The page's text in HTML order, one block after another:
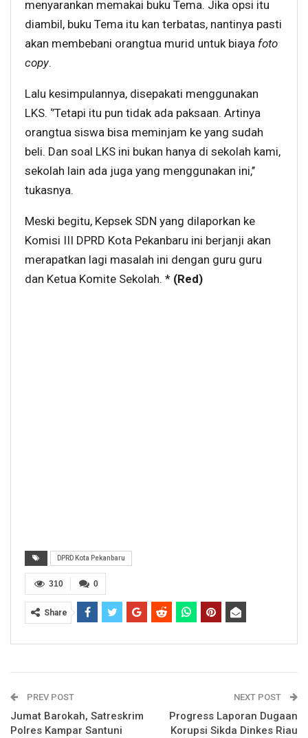
menyarankan memakai buku Tema. Jika opsi itu
diambil, buku Tema itu kan terbatas, nantinya pasti
akan membebani orangtua murid untuk biaya foto
copy.
Lalu kesimpulannya, disepakati menggunakan
LKS. ‘’Tetapi itu pun tidak ada paksaan. Artinya
orangtua siswa bisa meminjam ke yang sudah
beli. Dan soal LKS ini bukan hanya di sekolah kami,
sekolah lain ada juga yang menggunakan ini,’’
tukasnya.
Meski begitu, Kepsek SDN yang dilaporkan ke
Komisi III DPRD Kota Pekanbaru ini berjanji akan
merapatkan lagi masalah ini dengan guru guru
dan Ketua Komite Sekolah. * (Red)
DPRD Kota Pekanbaru
0
310
Share
PREV POST
Jumat Barokah, Satreskrim
Polres Kampar Santuni
NEXT POST
Progress Laporan Dugaan
Korupsi Sikda Dinkes Riau